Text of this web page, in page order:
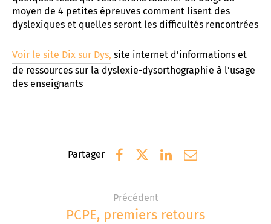
moyen de 4 petites épreuves comment lisent des
dyslexiques et quelles seront les difficultés rencontrées
Voir le site Dix sur Dys, site internet d’informations et
de ressources sur la dyslexie-dysorthographie à l’usage
des enseignants
Partager
Précédent
PCPE, premiers retours